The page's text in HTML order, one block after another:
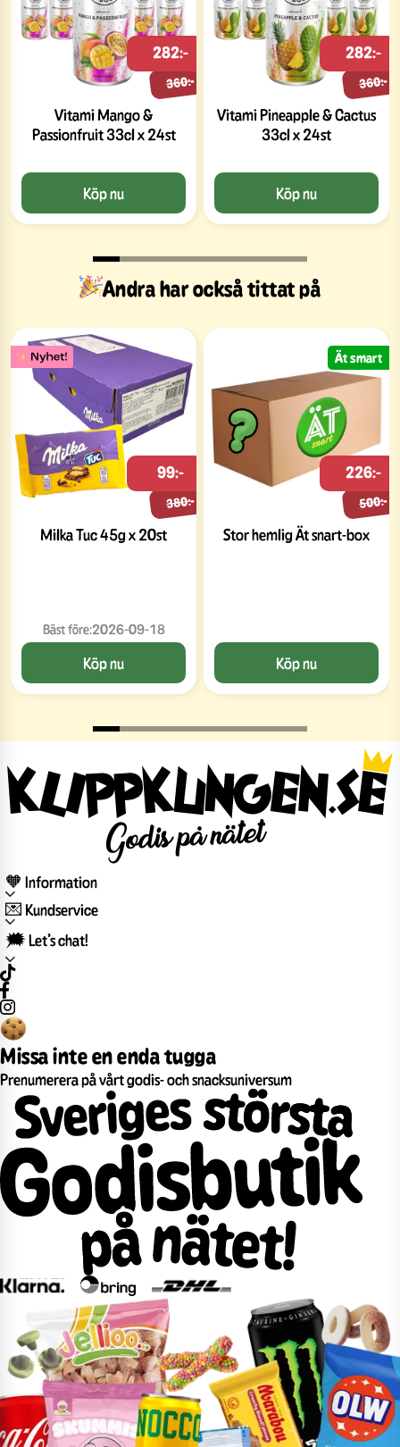
Vitami Mango &
Passionfruit 33cl x 24st
360:-
282:-
Köp nu
Vitami Pineapple & Cactus
33cl x 24st
360:-
282:-
Köp nu
Andra har också tittat på
Milka Tuc 45g x 20st
380:-
99:-
Bäst före:2026-09-18
Köp nu
Stor hemlig Ät snart-box
500:-
226:-
Köp nu
Ät smart
🧡 Information
💌 Kundservice
🗯️ Let’s chat!
Missa inte en enda tugga
Prenumerera på vårt godis- och snacksuniversum